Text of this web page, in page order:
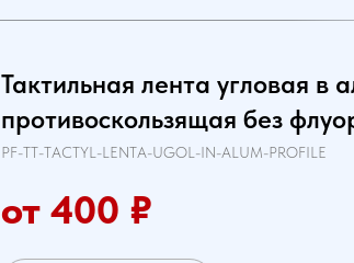
Тактильная лента угловая
противоскользящая без
PF-TT-TACTYL-LENTA-UGOL-IN-ALUM-PROFILE
от 400 ₽